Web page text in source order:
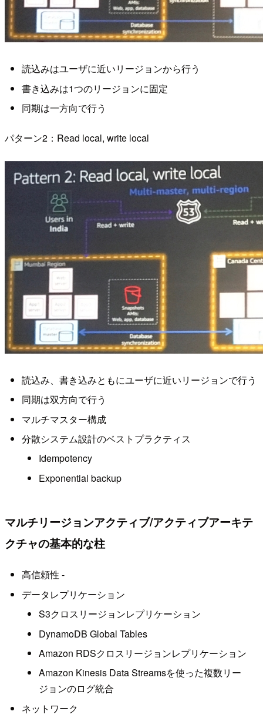
読込みはユーザに近いリージョンから行う
書き込みは1つのリージョンに固定
同期は一方向で行う
パターン2：Read local, write local
読込み、書き込みともにユーザに近いリージョンで行う
同期は双方向で行う
マルチマスター構成
分散システム設計のベストプラクティス
Idempotency
Exponential backup
マルチリージョンアクティブ/アクティブアーキテ
クチャの基本的な柱
高信頼性 -
データレプリケーション
S3クロスリージョンレプリケーション
DynamoDB Global Tables
Amazon RDSクロスリージョンレプリケーション
Amazon Kinesis Data Streamsを使った複数リー
ジョンのログ統合
ネットワーク